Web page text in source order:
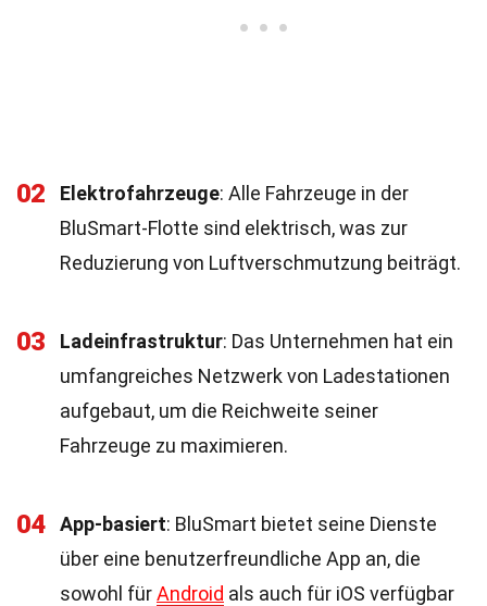
02 Elektrofahrzeuge: Alle Fahrzeuge in der
BluSmart-Flotte sind elektrisch, was zur
Reduzierung von Luftverschmutzung beiträgt.
03 Ladeinfrastruktur: Das Unternehmen hat ein
umfangreiches Netzwerk von Ladestationen
aufgebaut, um die Reichweite seiner
Fahrzeuge zu maximieren.
04 App-basiert: BluSmart bietet seine Dienste
über eine benutzerfreundliche App an, die
sowohl fürAndroid als auch für iOS verfügbar